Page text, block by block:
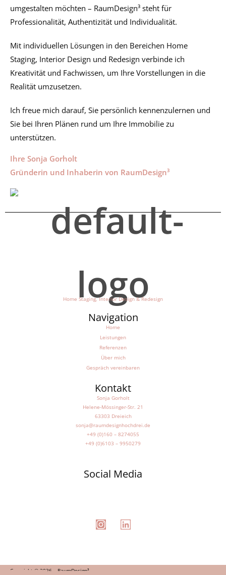
umgestalten möchten – RaumDesign³ steht für
Professionalität, Authentizität und Individualität.
Mit individuellen Lösungen in den Bereichen Home
Staging, Interior Design und Redesign verbinde ich
Kreativität und Fachwissen, um Ihre Vorstellungen in die
Realität umzusetzen.
Ich freue mich darauf, Sie persönlich kennenzulernen und
Sie bei Ihren Plänen rund um Ihre Immobilie zu
unterstützen.
Ihre Sonja Gorholt
Gründerin und Inhaberin von RaumDesign³
Home Staging, Interior Design & Redesign
Navigation
Home
Leistungen
Referenzen
Über mich
Gespräch vereinbaren
Kontakt
Sonja Gorholt
Helene-Mössinger-Str. 21
63303 Dreieich
sonja@raumdesignhochdrei.de
+49 (0)160 – 8274055
+49 (0)6103 – 9950279
Social Media
Copyright © 2026 – RaumDesign³